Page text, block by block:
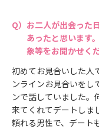
お二人が出会った
あったと思います
象等をお聞かせく
初めてお見合いした人
ンラインお見合いをし
ンで話していました。
来てくれてデートしま
頼れる男性で、デート